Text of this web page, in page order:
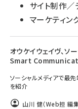
サイト制作／
マーケティン
オウケイウェイヴ、ソ
Smart
ソーシャルメディアで最
を紹介
山川 健（Web担 編